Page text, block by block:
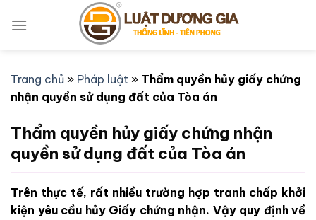
qua
Trang chủ » Pháp luật » Thẩm quyền hủy giấy chứng
nhận quyền sử dụng đất của Tòa án
Thẩm quyền hủy giấy chứng nhận
quyền sử dụng đất của Tòa án
Trên thực tế, rất nhiều trường hợp tranh chấp khởi
kiện yêu cầu hủy Giấy chứng nhận. Vậy quy định về